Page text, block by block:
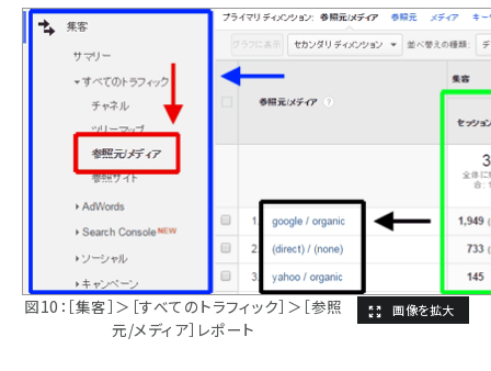
図10：［集客］＞［すべてのトラフィック］＞［参照
元/メディア］レポート